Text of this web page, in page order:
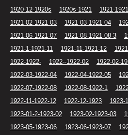
1920-12-1920s
1920s-1921 1921-
1921-02-1921-03
1921-03-1921-04
1921-06-1921-07
1921-08-1921-08-3
1921-1-1921-11
1921-11-1921-12
1922-1922-
1922--1922-02
1922-02-
1922-03-1922-04
1922-04-1922-05
1922-07-1922-08
1922-08-1922-1
1922-11-1922-12
1922-12-1923
1923-
1923-01-2-1923-02
1923-02-1923-03
1923-05-1923-06
1923-06-1923-07